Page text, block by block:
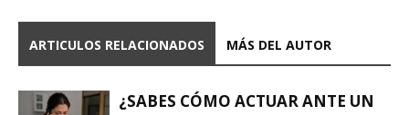
ARTICULOS RELACIONADOS MÁS DEL AUTOR
¿SABES CÓMO ACTUAR ANTE UN